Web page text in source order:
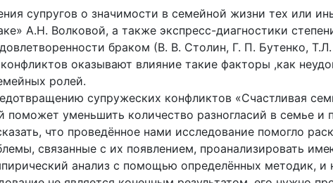
супругов о значимости в семейной жизни тех или
А.Н. Волковой, а также экспресс-диагностики
браком (В. В. Столин, Г. П. Бутенко,
оказывают влияние такие факторы ,как
ролей.
супружеских конфликтов «Счастливая
поможет уменьшить количество разногласий в семье и
что проведённое нами исследование помогло
связанные с их появлением, проанализировать
анализ с помощью определённых методик,